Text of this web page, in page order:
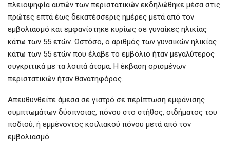
πλειοψηφία αυτών των περιστατικών εκδηλώθηκε μέσα στις
πρώτες επτά έως δεκατέσσερις ημέρες μετά από τον
εμβολιασμό και εμφανίστηκε κυρίως σε γυναίκες ηλικίας
κάτω των 55 ετών. Ωστόσο, ο αριθμός των γυναικών ηλικίας
κάτω των 55 ετών που έλαβε το εμβόλιο ήταν μεγαλύτερος
συγκριτικά με τα λοιπά άτομα. Η έκβαση ορισμένων
περιστατικών ήταν θανατηφόρος.
Απευθυνθείτε άμεσα σε γιατρό σε περίπτωση εμφάνισης
συμπτωμάτων δύσπνοιας, πόνου στο στήθος, οιδήματος του
ποδιού, ή εμμένοντος κοιλιακού πόνου μετά από τον
εμβολιασμό.